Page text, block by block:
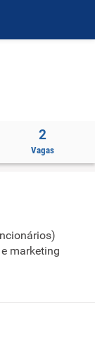
2
Vagas
marketing